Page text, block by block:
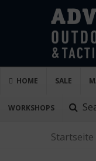
HOME SALE
WORKSHOPS
Startseite